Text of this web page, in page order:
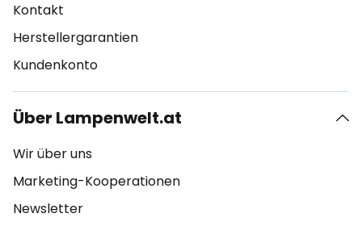
Kontakt
Herstellergarantien
Kundenkonto
Über Lampenwelt.at
Wir über uns
Marketing-Kooperationen
Newsletter